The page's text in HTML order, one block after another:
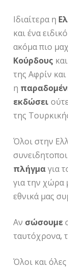
Ιδιαίτερα η
και ένα
ακόμα πιο
Κούρδους
της Αφρίν
η
εκδώσει
της
Όλοι στην
πλήγμαγια
για την χώρα
εθνικά μας
Αν σώσουμε
ταυτόχρονα,
Όλοι και